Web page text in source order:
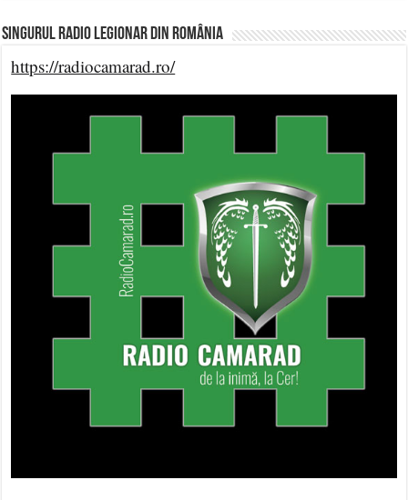
Singurul Radio Legionar din România
https://radiocamarad.ro/